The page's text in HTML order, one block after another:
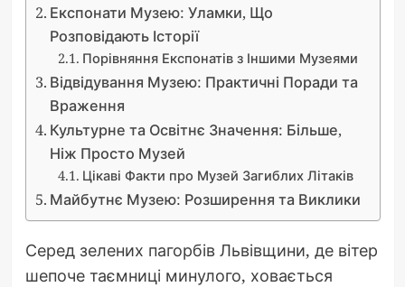
Експонати Музею: Уламки, Що
Розповідають Історії
Порівняння Експонатів з Іншими Музеями
Відвідування Музею: Практичні Поради та
Враження
Культурне та Освітнє Значення: Більше,
Ніж Просто Музей
Цікаві Факти про Музей Загиблих Літаків
Майбутнє Музею: Розширення та Виклики
Серед зелених пагорбів Львівщини, де вітер
шепоче таємниці минулого, ховається